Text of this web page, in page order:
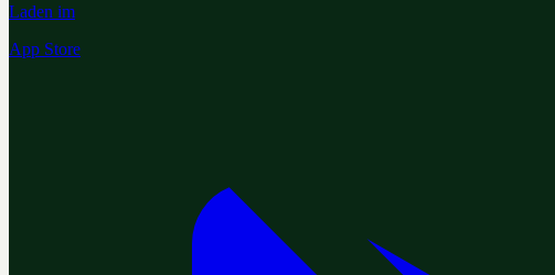
Laden im
App Store